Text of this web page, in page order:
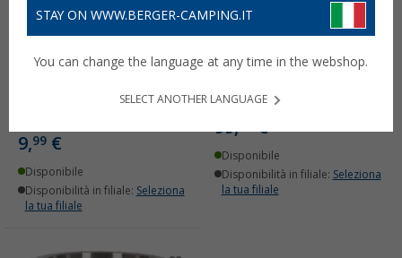
Feuerhand Griglia da
tavolo a carbone,
1 kg per la griglia da
9,99 €
Disponibile
Disponibilità in filiale: Seleziona
la tua filiale
Griglia da tavolo
Feuerhand Tamber a
carbone per accensione
99, €
Disponibile
Disponibilità in filiale: Seleziona
la tua filiale
STAY ON WWW.BERGER-CAMPING.IT
You can change the language at any time in the webshop.
SELECT ANOTHER LANGUAGE